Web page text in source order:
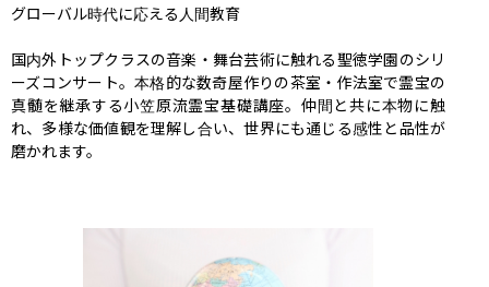
グローバル時代に応える人間教育
国内外トップクラスの音楽・舞台芸術に触れる聖徳学園のシリ
ーズコンサート。本格的な数奇屋作りの茶室・作法室で霊宝の
真髄を継承する小笠原流霊宝基礎講座。仲間と共に本物に触
れ、多様な価値観を理解し合い、世界にも通じる感性と品性が
磨かれます。